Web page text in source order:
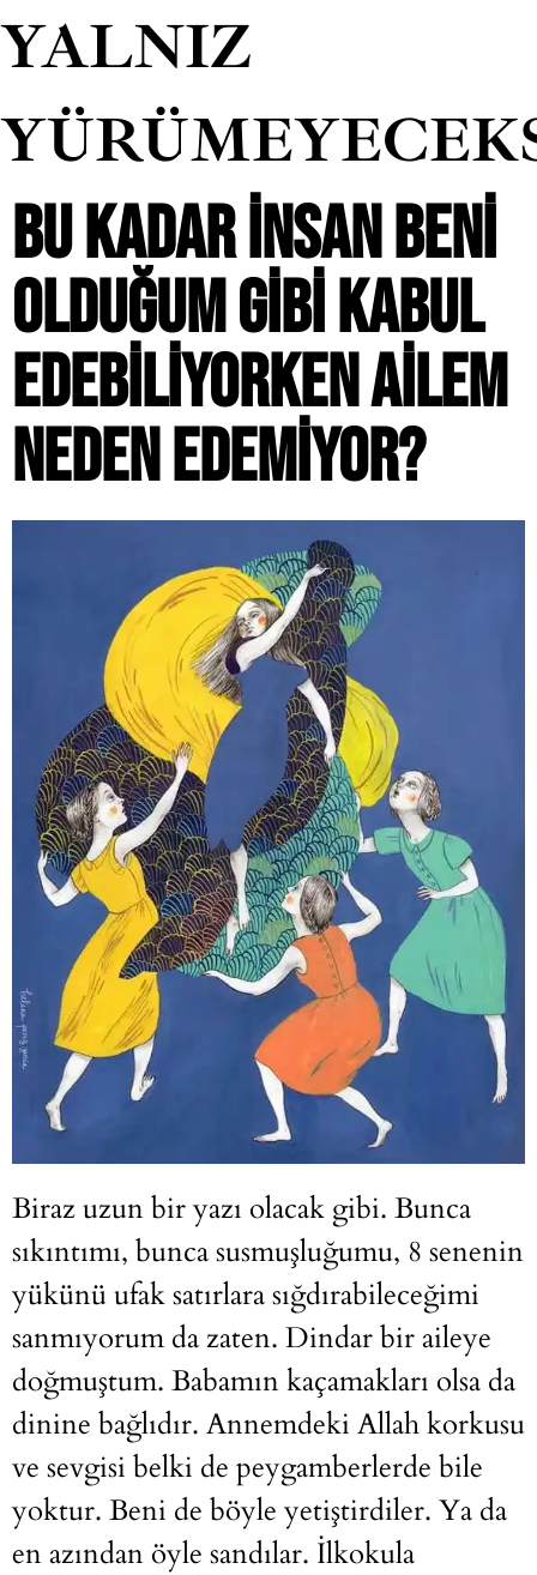
YALNIZ
BU KADAR INSAN BENI
OLDUĞUM GIBI KABUL
EDEBILIYORKEN AILEM
NEDEN EDEMIYOR?
Biraz uzun bir yazı olacak gibi. Bunca
sıkıntımı, bunca susmuşluğumu, 8 senenin
yükünü ufak satırlara sığdırabileceğimi
sanmıyorum da zaten. Dindar bir aileye
doğmuştum. Babamın kaçamakları olsa da
dinine bağlıdır. Annemdeki Allah korkusu
ve sevgisi belki de peygamberlerde bile
yoktur. Beni de böyle yetiştirdiler. Ya da
en azından öyle sandılar. İlkokula